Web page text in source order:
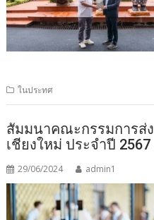
ในประทศ
สัมมนาคณะกรรมการส่
เชียงใหม่ ประจำปี 2567
29/06/2024 admin1